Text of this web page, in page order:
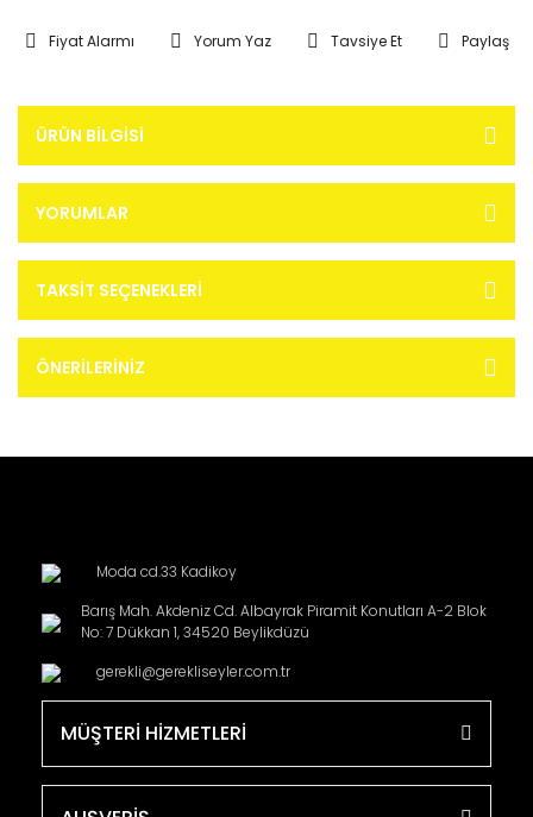
Fiyat Alarmı Yorum Yaz Tavsiye Et Paylaş
ÜRÜN BILGISI
YORUMLAR
TAKSIT SEÇENEKLERI
ÖNERILERINIZ
Moda cd.33 Kadikoy
Barış Mah. Akdeniz Cd. Albayrak Piramit Konutları A-2 Blok
No: 7 Dükkan 1, 34520 Beylikdüzü
gerekli@gerekliseyler.com.tr
MÜŞTERİ HİZMETLERİ